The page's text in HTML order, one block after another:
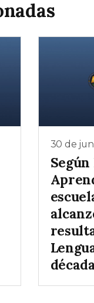
30 de